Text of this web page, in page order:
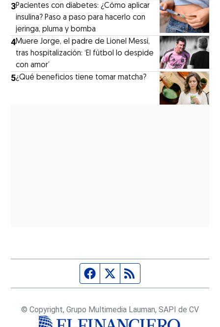
3Pacientes con diabetes: ¿Cómo aplicar
insulina? Paso a paso para hacerlo con
jeringa, pluma y bomba
4Muere Jorge, el padre de Lionel Messi,
tras hospitalización: ‘El fútbol lo despide
con amor’
5¿Qué beneficios tiene tomar matcha?
Página de Facebook
Fuente Twitter
© Copyright, Grupo Multimedia Lauman, SAPI de CV